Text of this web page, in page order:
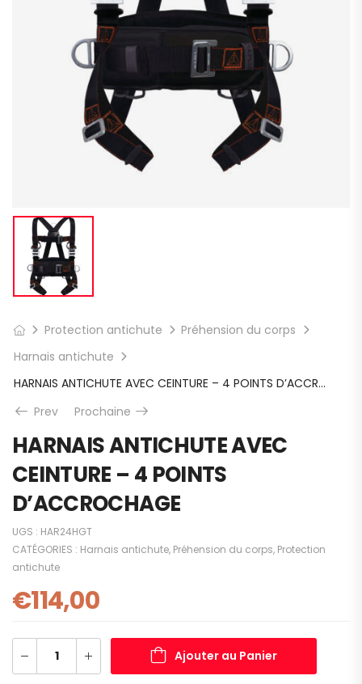
Protection antichute
Préhension du corps
Harnais antichute
HARNAIS ANTICHUTE AVEC CEINTURE – 4 POINTS D’ACCROCHAGE
Prev
Prochaine
HARNAIS ANTICHUTE AVEC
CEINTURE – 4 POINTS
D’ACCROCHAGE
UGS : HAR24HGT
CATÉGORIES : Harnais antichute, Préhension du corps, Protection
antichute
€114,00
Ajouter au Panier